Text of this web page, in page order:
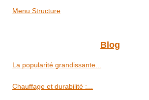
Menu Structure
Blog
La popularité grandissante...
Chauffage et durabilité :...